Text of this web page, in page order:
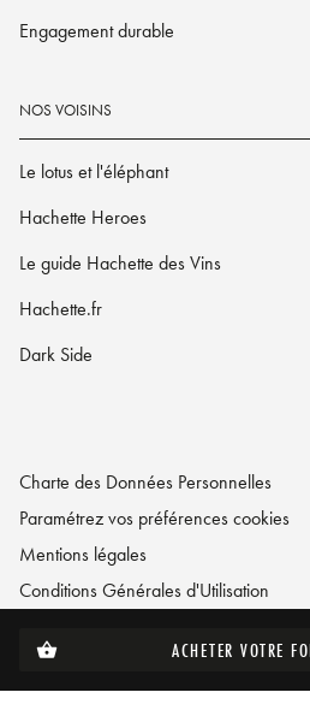
shopping_basket ACHETER VOTRE
Engagement durable
NOS VOISINS
Le lotus et l'éléphant
Hachette Heroes
Le guide Hachette des Vins
Hachette.fr
Dark Side
Charte des Données Personnelles
Paramétrez vos préférences cookies
Mentions légales
Conditions Générales d'Utilisation